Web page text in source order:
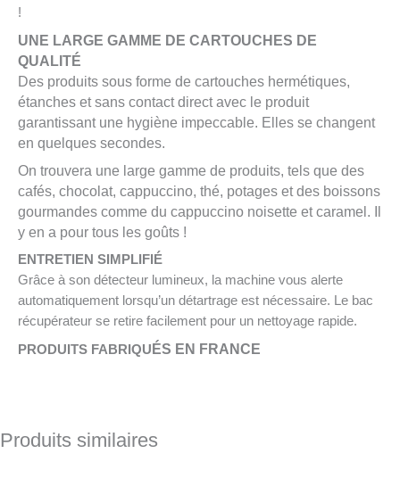
!
UNE LARGE GAMME DE CARTOUCHES DE
QUALITÉ
Des produits sous forme de cartouches hermétiques,
étanches et sans contact direct avec le produit
garantissant une hygiène impeccable. Elles se changent
en quelques secondes.
On trouvera une large gamme de produits, tels que des
cafés, chocolat, cappuccino, thé, potages et des boissons
gourmandes comme du cappuccino noisette et caramel. Il
y en a pour tous les goûts !
ENTRETIEN SIMPLIFIÉ
Grâce à son détecteur lumineux, la machine vous alerte
automatiquement lorsqu’un détartrage est nécessaire. Le bac
récupérateur se retire facilement pour un nettoyage rapide.
PRODUITS FABRIQU ÉS EN FRANCE
Produits similaires